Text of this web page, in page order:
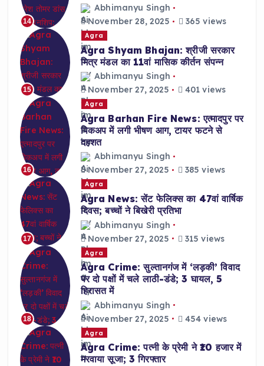
14
Abhimanyu Singh
November 28, 2025
365 views
15
Agra
Agra Shyam Bhajan: श्रीजी सरकार
मित्र मंडल का 11वां मासिक कीर्तन संपन्न
Abhimanyu Singh
November 27, 2025
401 views
16
Agra
Agra Barhan Fire News: एत्मादपुर पर
पिकअप में लगी भीषण आग, टायर फटने से
दहशत
Abhimanyu Singh
November 27, 2025
385 views
17
Agra
Agra News: सेंट फेलिक्स का 47वां वार्षिक
दिवस; बच्चों ने बिखेरी प्रतिभा
Abhimanyu Singh
November 27, 2025
315 views
18
Agra
Agra Crime: सुल्तानगंज में ‘लड़की’ विवाद
पर दो पक्षों में चले लाठी-डंडे; 3 घायल, 5
हिरासत में
Abhimanyu Singh
November 27, 2025
454 views
Agra
Agra Crime: पत्नी के प्रेमी ने ₹10 हजार में
मरवाया सूजा; 3 गिरफ्तार